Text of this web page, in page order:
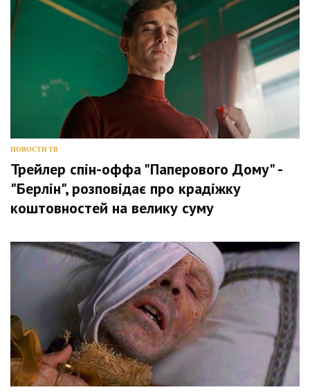
НОВОСТИ ТВ
Трейлер спін-оффа "Паперового Дому" -
"Берлін", розповідає про крадіжку
коштовностей на велику суму